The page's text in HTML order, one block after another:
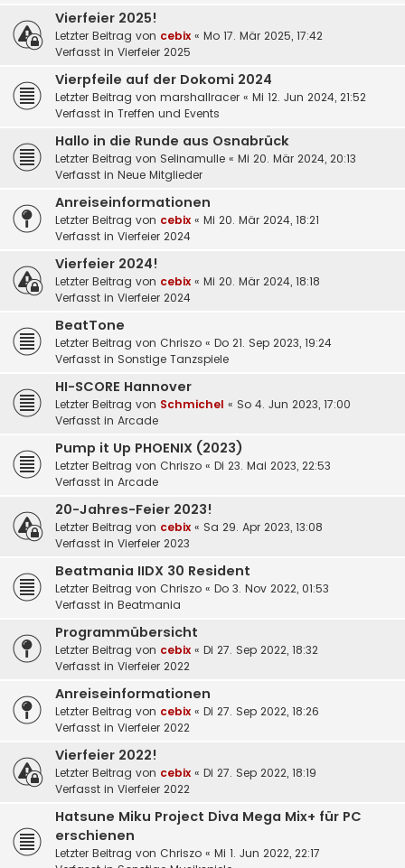
Vierfeier 2025!
Letzter Beitrag von cebix « Mo 17. Mär 2025, 17:42
Verfasst in Vierfeier 2025
Vierpfeile auf der Dokomi 2024
Letzter Beitrag von marshallracer « Mi 12. Jun 2024, 21:52
Verfasst in Treffen und Events
Hallo in die Runde aus Osnabrück
Letzter Beitrag von Selinamulle « Mi 20. Mär 2024, 20:13
Verfasst in Neue Mitglieder
Anreiseinformationen
Letzter Beitrag von cebix « Mi 20. Mär 2024, 18:21
Verfasst in Vierfeier 2024
Vierfeier 2024!
Letzter Beitrag von cebix « Mi 20. Mär 2024, 18:18
Verfasst in Vierfeier 2024
BeatTone
Letzter Beitrag von Chriszo « Do 21. Sep 2023, 19:24
Verfasst in Sonstige Tanzspiele
HI-SCORE Hannover
Letzter Beitrag von Schmichel « So 4. Jun 2023, 17:00
Verfasst in Arcade
Pump it Up PHOENIX (2023)
Letzter Beitrag von Chriszo « Di 23. Mai 2023, 22:53
Verfasst in Arcade
20-Jahres-Feier 2023!
Letzter Beitrag von cebix « Sa 29. Apr 2023, 13:08
Verfasst in Vierfeier 2023
Beatmania IIDX 30 Resident
Letzter Beitrag von Chriszo « Do 3. Nov 2022, 01:53
Verfasst in Beatmania
Programmübersicht
Letzter Beitrag von cebix « Di 27. Sep 2022, 18:32
Verfasst in Vierfeier 2022
Anreiseinformationen
Letzter Beitrag von cebix « Di 27. Sep 2022, 18:26
Verfasst in Vierfeier 2022
Vierfeier 2022!
Letzter Beitrag von cebix « Di 27. Sep 2022, 18:19
Verfasst in Vierfeier 2022
Hatsune Miku Project Diva Mega Mix+ für PC
erschienen
Letzter Beitrag von Chriszo « Mi 1. Jun 2022, 22:17